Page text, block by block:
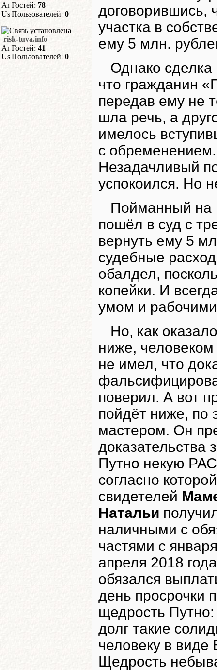
Гостей: 78
Пользователей: 0
risk-tuva.info
Гостей: 41
Пользователей: 0
договорившись,
участка в
ему 5 млн.
Однако сделка
что гражданин
передав ему не
шла речь, а
имелось
с
Незадачливый
успокоился. Но
Пойманный на
пошёл в суд с
вернуть ему 5
судебные
обалдел,
копейки. И
умом и
Но, как
ниже,
не имел, что
поверил. А вот
пойдёт ниже, по
мастером. Он
доказательства
Путно некую
согласно
свидетелей
Натальи
наличными с
частями с
апреля 2018
обязался
день просрочки
щедрость
долг такие
человеку в
Щедрость